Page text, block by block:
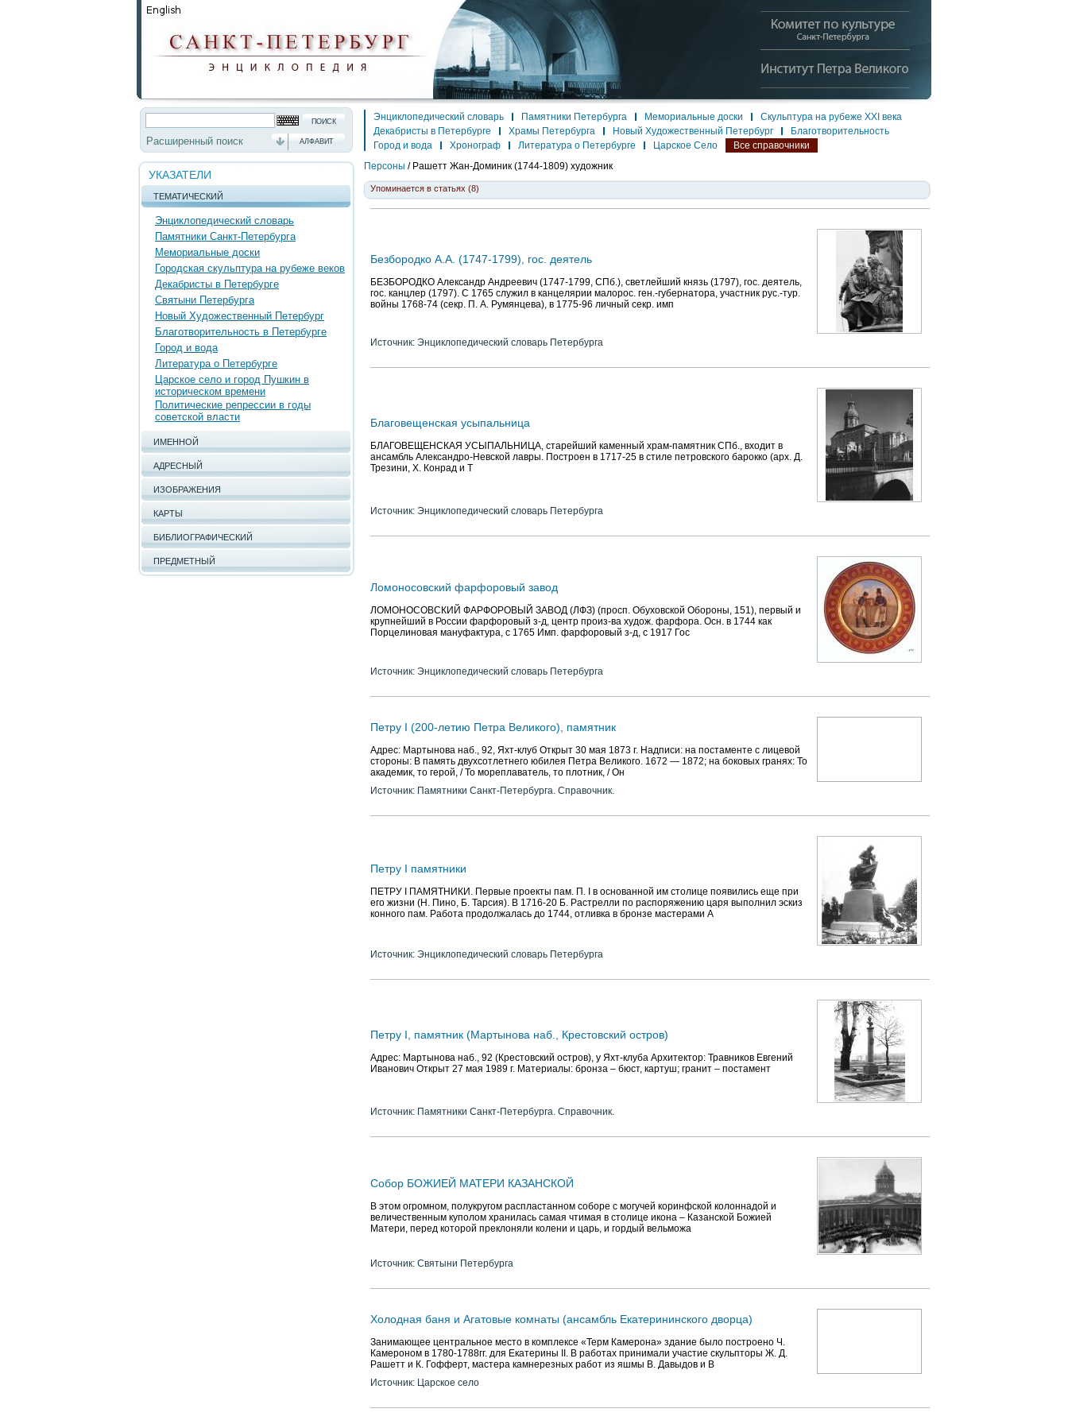
Расширенный поиск АЛФАВИТ
УКАЗАТЕЛИ
ТЕМАТИЧЕСКИЙ
Энциклопедический словарь
Памятники Санкт-Петербурга
Мемориальные доски
Городская скульптура на рубеже веков
Декабристы в Петербурге
Святыни Петербурга
Новый Художественный Петербург
Благотворительность в Петербурге
Город и вода
Литература о Петербурге
Царское село и город Пушкин в
историческом времени
Политические репрессии в годы
советской власти
ИМЕННОЙ
АДРЕСНЫЙ
ИЗОБРАЖЕНИЯ
КАРТЫ
БИБЛИОГРАФИЧЕСКИЙ
ПРЕДМЕТНЫЙ
Энциклопедический словарь Памятники Петербурга Мемориальные доски
Скульптура на рубеже XXI века
Декабристы в Петербурге
Храмы Петербурга Новый Художественный Петербург
Благотворительность
Город и вода
Хронограф Литература о Петербурге Царское Село
Все справочники
Персоны / Рашетт Жан-Доминик (1744-1809) художник
Упоминается в статьях (8)
Безбородко А.А. (1747-1799), гос. деятель
БЕЗБОРОДКО Александр Андреевич (1747-1799, СПб.), светлейший князь (1797), гос. деятель,
гос. канцлер (1797). С 1765 служил в канцелярии малорос. ген.-губернатора, участник рус.-тур.
войны 1768-74 (секр. П. А. Румянцева), в 1775-96 личный секр. имп
Источник: Энциклопедический словарь Петербурга
Благовещенская усыпальница
БЛАГОВЕЩЕНСКАЯ УСЫПАЛЬНИЦА, старейший каменный храм-памятник СПб., входит в
ансамбль Александро-Невской лавры. Построен в 1717-25 в стиле петровского барокко (арх. Д.
Трезини, Х. Конрад и Т
Источник: Энциклопедический словарь Петербурга
Ломоносовский фарфоровый завод
ЛОМОНОСОВСКИЙ ФАРФОРОВЫЙ ЗАВОД (ЛФЗ) (просп. Обуховской Обороны, 151), первый и
крупнейший в России фарфоровый з-д, центр произ-ва худож. фарфора. Осн. в 1744 как
Порцелиновая мануфактура, с 1765 Имп. фарфоровый з-д, с 1917 Гос
Источник: Энциклопедический словарь Петербурга
Петру I (200-летию Петра Великого), памятник
Адрес: Мартынова наб., 92, Яхт-клуб Открыт 30 мая 1873 г. Надписи: на постаменте с лицевой
стороны: В память двухсотлетнего юбилея Петра Великого. 1672 — 1872; на боковых гранях: То
академик, то герой, / То мореплаватель, то плотник, / Он
Источник: Памятники Санкт-Петербурга. Справочник.
Петру I памятники
ПЕТРУ I ПАМЯТНИКИ. Первые проекты пам. П. I в основанной им столице появились еще при
его жизни (Н. Пино, Б. Тарсия). В 1716-20 Б. Растрелли по распоряжению царя выполнил эскиз
конного пам. Работа продолжалась до 1744, отливка в бронзе мастерами А
Источник: Энциклопедический словарь Петербурга
Петру I, памятник (Мартынова наб., Крестовский остров)
Адрес: Мартынова наб., 92 (Крестовский остров), у Яхт-клуба Архитектор: Травников Евгений
Иванович Открыт 27 мая 1989 г. Материалы: бронза – бюст, картуш; гранит – постамент
Источник: Памятники Санкт-Петербурга. Справочник.
Собор БОЖИЕЙ МАТЕРИ КАЗАНСКОЙ
В этом огромном, полукругом распластанном соборе с могучей коринфской колоннадой и
величественным куполом хранилась самая чтимая в столице икона – Казанской Божией
Матери, перед которой преклоняли колени и царь, и гордый вельможа
Источник: Святыни Петербурга
Холодная баня и Агатовые комнаты (ансамбль Екатерининского дворца)
Занимающее центральное место в комплексе «Терм Камерона» здание было построено Ч.
Камероном в 1780-1788гг. для Екатерины II. В работах принимали участие скульпторы Ж. Д.
Рашетт и К. Гофферт, мастера камнерезных работ из яшмы В. Давыдов и В
Источник: Царское село